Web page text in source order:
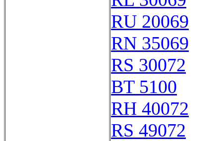
RU 20069
RN 35069
RS 30072
BT 5100
RH 40072
RS 49072